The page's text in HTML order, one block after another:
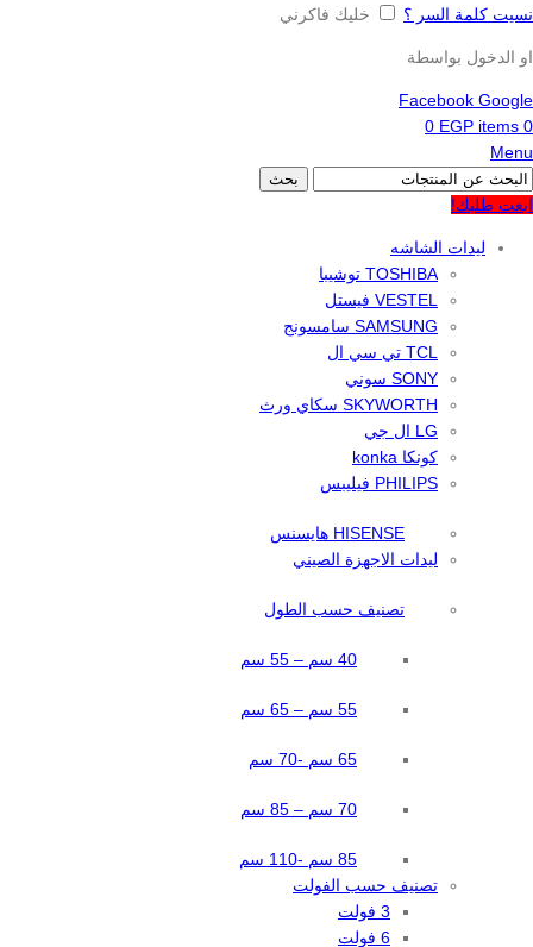
نسيت كلمة السر ؟ خليك فاكرني
او الدخول بواسطة
Facebook Google
0
items
0 EGP
Menu
بحث
ابعت طلبك!
ليدات الشاشه
TOSHIBA توشيبا
VESTEL فيستل
SAMSUNG سامسونج
TCL تي سي ال
SONY سوني
SKYWORTH سكاي ورث
LG ال جي
كونكا konka
PHILIPS فيليبس
HISENSE هايسنس
ليدات الاجهزة الصيني
تصنيف حسب الطول
40 سم – 55 سم
55 سم – 65 سم
65 سم -70 سم
70 سم – 85 سم
85 سم -110 سم
تصنيف حسب الفولت
3 فولت
6 فولت